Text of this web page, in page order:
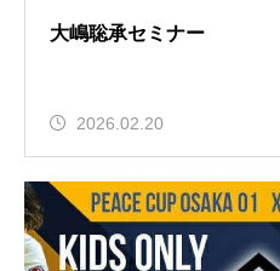
大嶋聡承セミナー
2026.02.20